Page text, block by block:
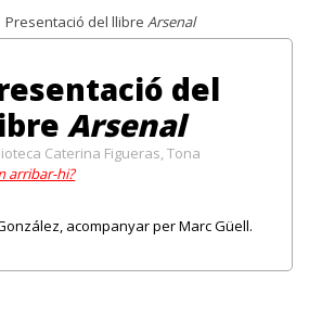
Presentació del llibre Arsenal
del
Arsenal
Caterina Figueras, Tona
arribar-hi?
acompanyar per Marc Güell.